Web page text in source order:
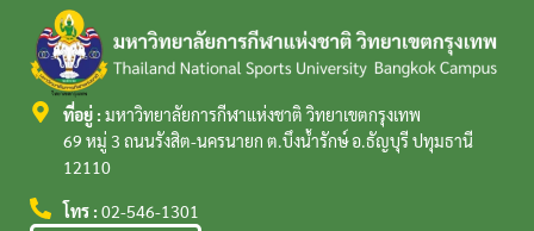
ที่อยู่ : มหาวิทยาลัยการกีฬาแห่งชาติ วิทยาเขตกรุงเทพ
69 หมู่ 3 ถนนรังสิต-นครนายก ต.บึงน้ำรักษ์ อ.ธัญบุรี ปทุมธานี
12110
โทร : 02-546-1301